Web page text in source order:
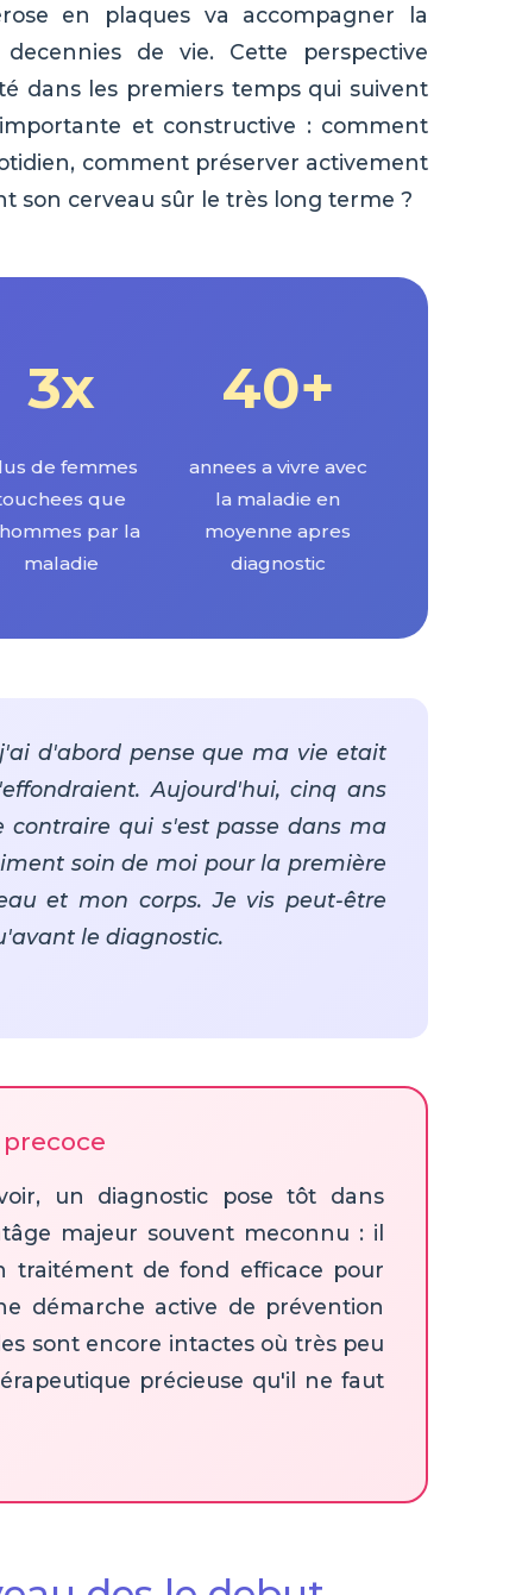
en plaques va accompagner la
de vie. Cette perspective
dans les premiers temps qui suivent
et constructive : comment
comment préserver activement
son cerveau sûr le très long terme ?
3x
de femmes
que
par la
maladie
40+
annees a vivre avec
la maladie en
moyenne apres
diagnostic
d'abord pense que ma vie etait
Aujourd'hui, cinq ans
qui s'est passe dans ma
soin de moi pour la première
et mon corps. Je vis peut-être
le diagnostic.
un diagnostic pose tôt dans
majeur souvent meconnu : il
de fond efficace pour
démarche active de prévention
sont encore intactes où très peu
précieuse qu'il ne faut